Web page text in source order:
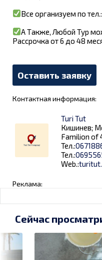
Все организуем по
А Также, Любой Тур
Рассрочка от 6 до 48
Оставить заявку
Контактная информация:
Turi Tut
Кишинев;
Familion of
Тел.:
Тел.:
Web.:
Реклама:
Сейчас